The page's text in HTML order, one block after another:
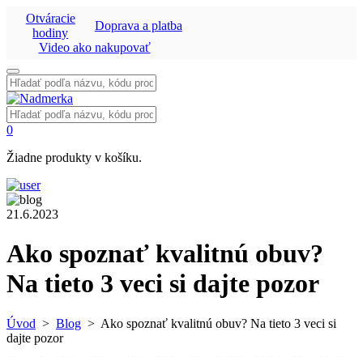
Otváracie
hodiny
Doprava a platba
Video ako nakupovať
Vyhľadať:
Vyhľadať:
0
Žiadne produkty v košíku.
21.6.2023
Ako spoznať kvalitnú obuv?
Na tieto 3 veci si dajte pozor
Úvod > Blog > Ako spoznať kvalitnú obuv? Na tieto 3 veci si
dajte pozor